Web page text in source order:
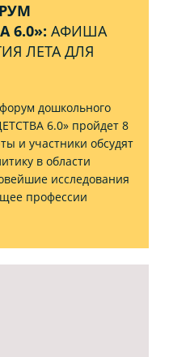
6.0»: АФИША
ЛЕТА ДЛЯ
дошкольного
6.0» пройдет 8
и участники обсудят
в области
исследования
профессии